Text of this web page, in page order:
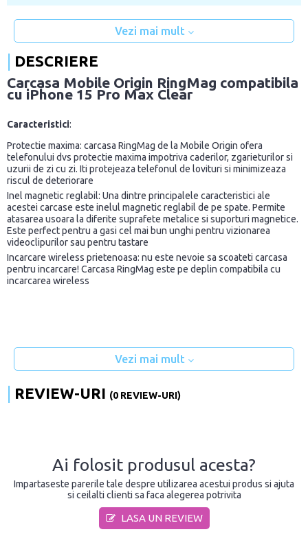
Vezi mai mult
DESCRIERE
Carcasa Mobile Origin RingMag compatibila
cu iPhone 15 Pro Max Clear
Caracteristici:
Protectie maxima: carcasa RingMag de la Mobile Origin ofera
telefonului dvs protectie maxima impotriva caderilor, zgarieturilor si
uzurii de zi cu zi. Iti protejeaza telefonul de lovituri si minimizeaza
riscul de deteriorare
Inel magnetic reglabil: Una dintre principalele caracteristici ale
acestei carcase este inelul magnetic reglabil de pe spate. Permite
atasarea usoara la diferite suprafete metalice si suporturi magnetice.
Este perfect pentru a gasi cel mai bun unghi pentru vizionarea
videoclipurilor sau pentru tastare
Incarcare wireless prietenoasa: nu este nevoie sa scoateti carcasa
pentru incarcare! Carcasa RingMag este pe deplin compatibila cu
incarcarea wireless
Vezi mai mult
REVIEW-URI (0 REVIEW-URI)
Ai folosit produsul acesta?
Impartaseste parerile tale despre utilizarea acestui produs si ajuta
si ceilalti clienti sa faca alegerea potrivita
LASA UN REVIEW